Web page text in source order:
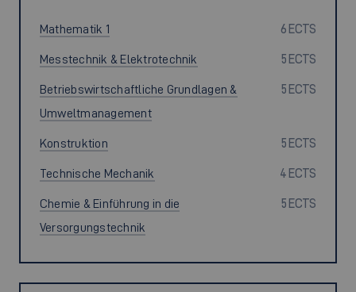
Mathematik 1 6 ECTS
Messtechnik & Elektrotechnik 5 ECTS
Betriebswirtschaftliche Grundlagen &
Umweltmanagement
5 ECTS
Konstruktion 5 ECTS
Technische Mechanik 4 ECTS
Chemie & Einführung in die
Versorgungstechnik
5 ECTS